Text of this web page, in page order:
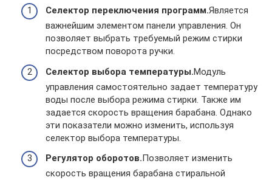
Селектор переключения программ.Является
важнейшим элементом панели управления. Он
позволяет выбрать требуемый режим стирки
посредством поворота ручки.
Селектор выбора температуры.Модуль
управления самостоятельно задает температуру
воды после выбора режима стирки. Также им
задается скорость вращения барабана. Однако
эти показатели можно изменить, используя
селектор выбора температуры.
Регулятор оборотов.Позволяет изменить
скорость вращения барабана стиральной